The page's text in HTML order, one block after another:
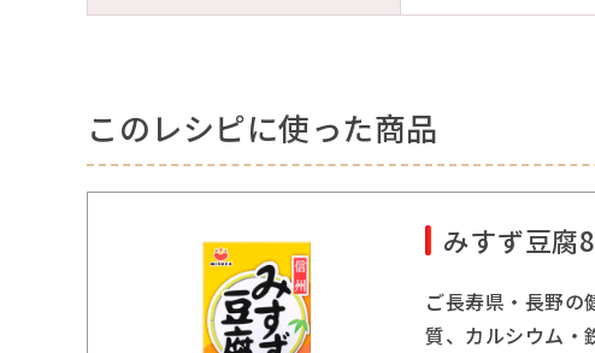
このレシピに使った商品
みすず豆腐
ご長寿県・長野の
質、カルシウム・